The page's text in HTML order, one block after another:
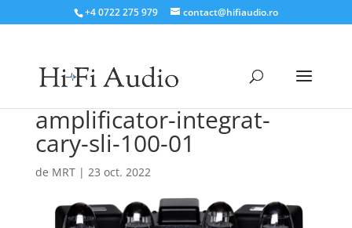
+4 0722 275 979 contact@hifiaudio.ro
amplificator-integrat-
cary-sli-100-01
de MRT| 23 oct. 2022